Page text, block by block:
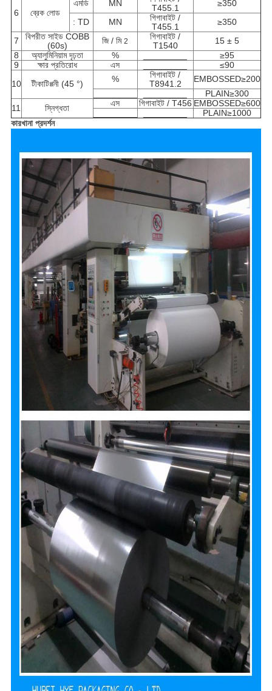
6 ব্রেক লোড
এমডি MN
T455.1
≥350
: TD
MN
গিগাবাইট /
T455.1
≥350
7
বিপরীত সাইড COBB
(60s)
জি / মি2
গিগাবাইট /
T1540
15 ± 5
8
অ্যালুমিনিয়াম দৃঢ়তা %
≥95
9
ক্ষার প্রতিরোধ এস
≤90
10
টীকাটিপ্পনী (45 °) %
গিগাবাইট /
T8941.2
EMBOSSED≥200
PLAIN≥300
11
স্নিগ্ধতা এস গিগাবাইট / T456 EMBOSSED≥600
PLAIN≥1000
কারখানা প্রদর্শন